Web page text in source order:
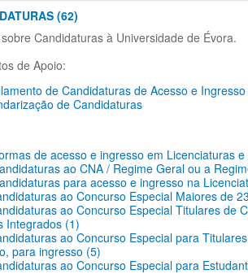
(62)
Candidaturas à Universidade de Évora.
de Apoio:
de Candidaturas de Acesso e Ingresso
de Candidaturas
de acesso e ingresso em Licenciaturas
ao CNA / Regime Geral ou a
para acesso e ingresso na
ao Concurso Especial Maiores de
ao Concurso Especial Titulares de
Integrados (1)
ao Concurso Especial para
para ingresso (5)
ao Concurso Especial para